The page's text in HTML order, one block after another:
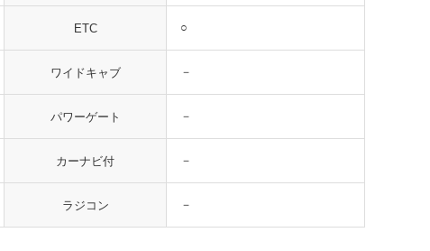
ETC ○
ワイドキャブ －
パワーゲート －
カーナビ付 －
ラジコン －